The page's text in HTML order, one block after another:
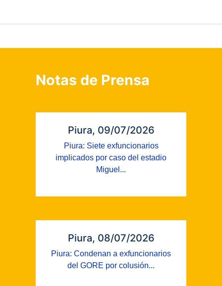
Notas de Prensa
Piura, 09/07/2026
Piura: Siete exfuncionarios
implicados por caso del estadio
Miguel...
Piura, 08/07/2026
Piura: Condenan a exfuncionarios
del GORE por colusión...